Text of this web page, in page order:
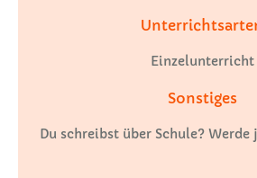
Einzelunterricht
Sonstiges
Du schreibst über Schule?